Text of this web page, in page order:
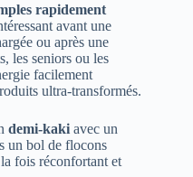
rapidement
avant une
ou après une
les seniors ou les
facilement
ultra-transformés.
demi-kaki avec un
un bol de flocons
fois réconfortant et